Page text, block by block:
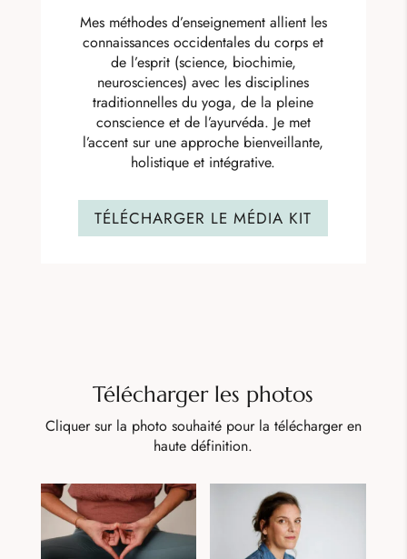
Mes méthodes d’enseignement allient les
connaissances occidentales du corps et
de l’esprit (science, biochimie,
neurosciences) avec les disciplines
traditionnelles du yoga, de la pleine
conscience et de l’ayurvéda. Je met
l’accent sur une approche bienveillante,
holistique et intégrative.
TÉLÉCHARGER LE MÉDIA KIT
Télécharger les photos
Cliquer sur la photo souhaité pour la télécharger en
haute définition.